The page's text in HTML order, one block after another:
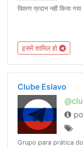
विवरण प्रदान नहीं किया गया
इसमें शामिल हो
Clube Eslavo
Grupo para prática